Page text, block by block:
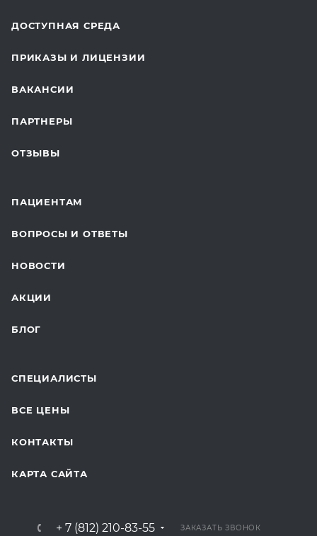
ЛАБОРАТОРНЫЕ ИССЛЕДОВАНИЯ
ДЛЯ БУДУЩИХ МАМ
ДОСТУПНАЯ СРЕДА
ПРИКАЗЫ И ЛИЦЕНЗИИ
ВАКАНСИИ
ПАРТНЕРЫ
ОТЗЫВЫ
ПАЦИЕНТАМ
ВОПРОСЫ И ОТВЕТЫ
НОВОСТИ
АКЦИИ
БЛОГ
СПЕЦИАЛИСТЫ
ВСЕ ЦЕНЫ
КОНТАКТЫ
КАРТА САЙТА
+ 7 (812) 210-83-55 ЗАКАЗАТЬ ЗВОНОК